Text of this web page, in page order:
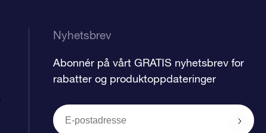
Nyhetsbrev
Abonnér på vårt GRATIS nyhetsbrev for
rabatter og produktoppdateringer